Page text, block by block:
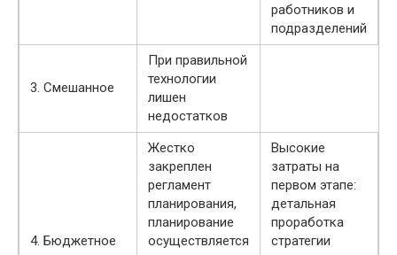
работников и
подразделений
3. Смешанное
При правильной
технологии
лишен
недостатков
4. Бюджетное
Жестко
закреплен
регламент
планирования,
планирование
осуществляется
Высокие
затраты на
первом этапе:
детальная
проработка
стратегии